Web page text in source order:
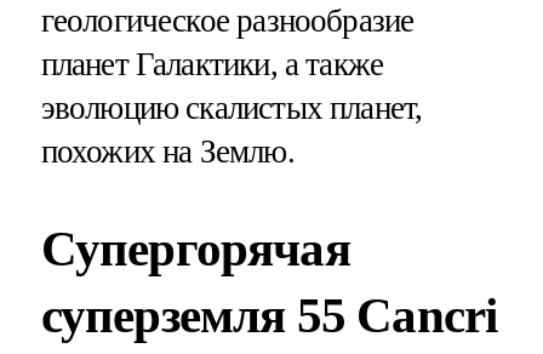
геологическое разнообразие
планет Галактики, а также
эволюцию скалистых планет,
похожих на Землю.
Супергорячая
суперземля 55 Cancri